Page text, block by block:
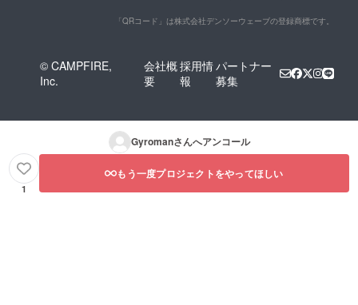
「QRコード」は株式会社デンソーウェーブの登録商標です。
© CAMPFIRE,
Inc.
会社概
要
採用情
報
パートナー
募集
Gyromanさんへアンコール
1
もう一度プロジェクトをやってほしい